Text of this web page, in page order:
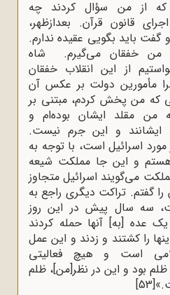
از من سؤال کردند چه
قانون قرآن. بعدازظهر،
باید بگویی عقیده ندارم.
من خفقان می‌گیرم. شاه
از این انقلاب خفقان
مأمورین دولت بر عکس آن
که من پخش کردم، مبتنی بر
من مقلد ایشان بوده‌ام و
ایشانند و این جرم نیست.
اسرائیل است، با توجه به
و این جا مملکت شیعه
می‌گویند اسرائیل متجاوز
گفتم. تراکت دیگری راجع به
سه سال پیش در این روز
عده [به] آنها حمله کردند
را کشتند و زدند و این عمل
است و هیچ فعالیتی
بود و این در نظر[من]، ظلم
[53]